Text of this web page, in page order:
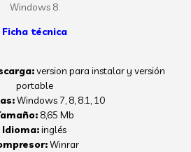
Windows 8.
Ficha técnica
version para instalar y versión
portable
Windows7, 8, 8.1, 10
8,65 Mb
Idioma:inglés
Winrar